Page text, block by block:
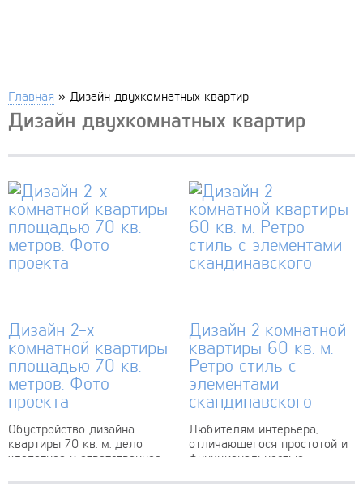
Главная » Дизайн двухкомнатных квартир
Дизайн двухкомнатных квартир
Дизайн 2-х
комнатной квартиры
площадью 70 кв.
метров. Фото
проекта
Обустройство дизайна
квартиры 70 кв. м. дело
хлопотное и ответственное.
комфортным и
Дизайн 2 комнатной
квартиры 60 кв. м.
Ретро стиль с
элементами
скандинавского
Любителям интерьера,
отличающегося простотой и
функциональностью,
60 кв. м. в ретро стиле. Это